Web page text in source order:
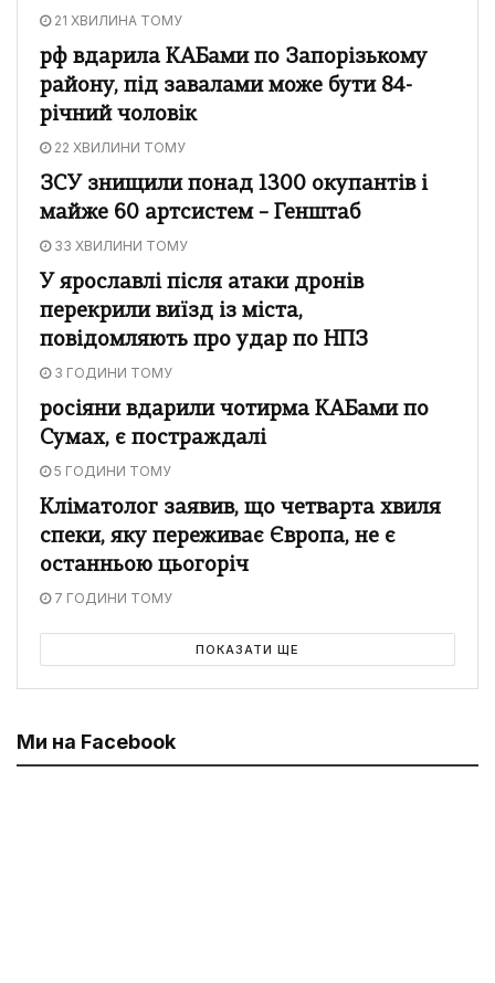
21 ХВИЛИНА ТОМУ
рф вдарила КАБами по Запорізькому
району, під завалами може бути 84-
річний чоловік
22 ХВИЛИНИ ТОМУ
ЗСУ знищили понад 1300 окупантів і
майже 60 артсистем – Генштаб
33 ХВИЛИНИ ТОМУ
У ярославлі після атаки дронів
перекрили виїзд із міста,
повідомляють про удар по НПЗ
3 ГОДИНИ ТОМУ
росіяни вдарили чотирма КАБами по
Сумах, є постраждалі
5 ГОДИНИ ТОМУ
Кліматолог заявив, що четварта хвиля
спеки, яку переживає Європа, не є
останньою цьогоріч
7 ГОДИНИ ТОМУ
ПОКАЗАТИ ЩЕ
Ми на Facebook